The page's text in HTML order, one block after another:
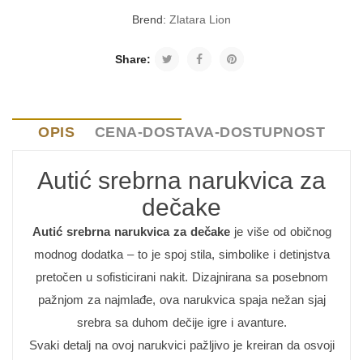
Brend: Zlatara Lion
Share:
OPIS CENA-DOSTAVA-DOSTUPNOST
Autić srebrna narukvica za
dečake
Autić srebrna narukvica za dečakeje više od običnog
modnog dodatka – to je spoj stila, simbolike i detinjstva
pretočen u sofisticirani nakit. Dizajnirana sa posebnom
pažnjom za najmlađe, ova narukvica spaja nežan sjaj
srebra sa duhom dečije igre i avanture.
Svaki detalj na ovoj narukvici pažljivo je kreiran da osvoji